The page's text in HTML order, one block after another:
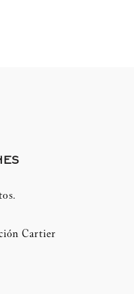
Cartier